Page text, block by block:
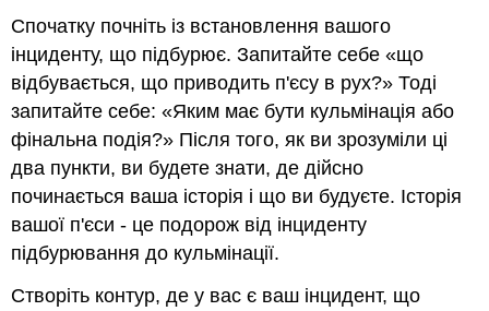
Спочатку почніть із встановлення вашого
інциденту, що підбурює. Запитайте себе «що
відбувається, що приводить п'єсу в рух?» Тоді
запитайте себе: «Яким має бути кульмінація або
фінальна подія?» Після того, як ви зрозуміли ці
два пункти, ви будете знати, де дійсно
починається ваша історія і що ви будуєте. Історія
вашої п'єси - це подорож від інциденту
підбурювання до кульмінації.
Створіть контур, де у вас є ваш інцидент, що